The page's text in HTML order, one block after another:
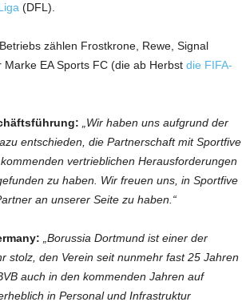
(DFL).
zählen Frostkrone, Rewe, Signal
EA Sports FC (die ab Herbst die FIFA-
„Wir haben uns aufgrund der
entschieden, die Partnerschaft mit Sportfive
vertrieblichen Herausforderungen
zu haben. Wir freuen uns, in Sportfive
an unserer Seite zu haben.“
„Borussia Dortmund ist einer der
stolz, den Verein seit nunmehr fast 25 Jahren
auch in den kommenden Jahren auf
in Personal und Infrastruktur